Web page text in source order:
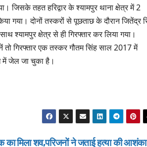
जिसके तहत हरिद्वार के श्यामपुर थाना क्षेत्र में 2
गया। दोनों तस्करों से पूछताछ के दौरान जितेंद्र
श्यामपुर क्षेत्र से ही गिरफ्तार कर लिया गया।
गिरफ्तार एक तस्कर गौतम सिंह साल 2017 में
में जेल जा चुका है।
का मिला शव,परिजनों ने जताई हत्या की आशंका